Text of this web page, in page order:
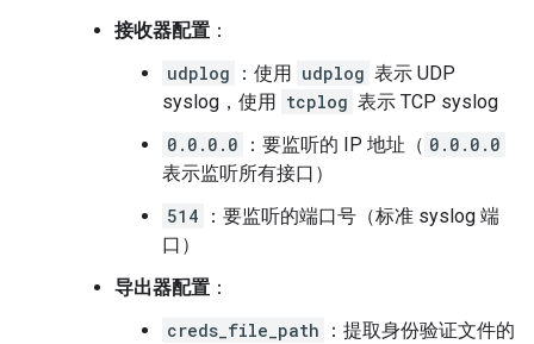
接收器配置 ：
udplog
：使用 udplog 表示 UDP
syslog，使用 tcplog 表示 TCP syslog
0.0.0.0
：要监听的 IP 地址（ 0.0.0.0
表示监听所有接口）
514
：要监听的端口号（标准 syslog 端
口）
导出器配置 ：
creds_file_path
：提取身份验证文件的